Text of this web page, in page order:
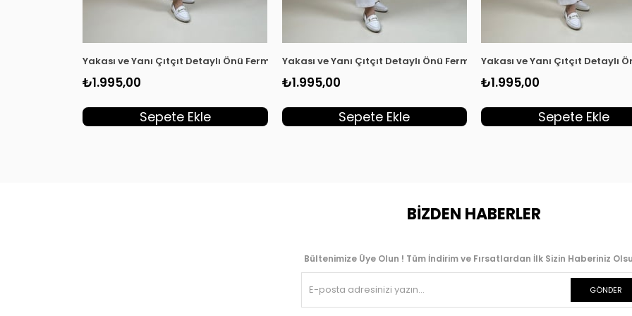
Yakası ve Yanı Çıtçıt Detaylı Önü Fermuarlı Kadın Giyçık Kap Siyah EYL 2032
₺1.995,00
Sepete Ekle
Yakası ve Yanı Çıtçıt Detaylı Önü Fermuarlı Kadın Giyçık Kap Taş EYL
₺1.995,00
Sepete Ekle
Yakası ve Yanı Çıtçıt Detaylı
₺1.995,00
Sepete Ekle
BİZDEN HABERLER
Bültenimize Üye Olun ! Tüm İndirim ve Fırsatlardan İlk Sizin Haberiniz
GÖNDER